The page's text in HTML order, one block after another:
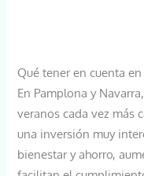
Qué tener en cuenta
En Pamplona y
veranos cada vez más
una inversión muy
bienestar y ahorro,